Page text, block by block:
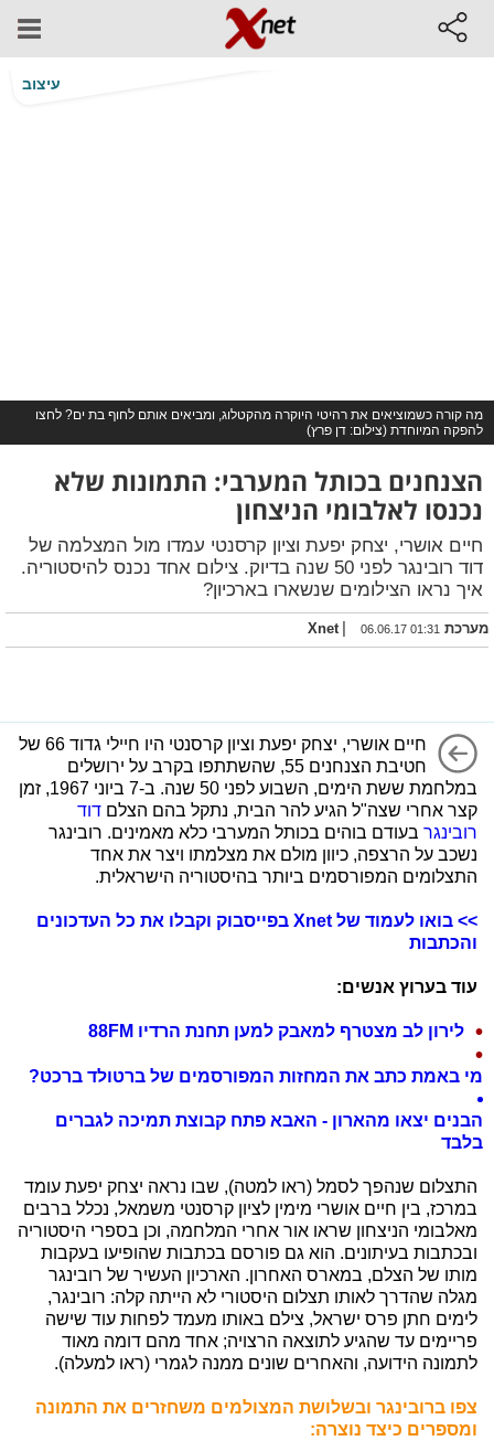
עיצוב
מה קורה כשמוציאים את רהיטי היוקרה מהקטלוג, ומביאים אותם לחוף בת ים? לחצו
להפקה המיוחדת (צילום: דן פרץ)
הצנחנים בכותל המערבי: התמונות שלא
נכנסו לאלבומי הניצחון
חיים אושרי, יצחק יפעת וציון קרסנטי עמדו מול המצלמה של
דוד רובינגר לפני 50 שנה בדיוק. צילום אחד נכנס להיסטוריה.
איך נראו הצילומים שנשארו בארכיון?
מערכת Xnet | 06.06.17 01:31
חיים אושרי, יצחק יפעת וציון קרסנטי היו חיילי גדוד 66 של
חטיבת הצנחנים 55, שהשתתפו בקרב על ירושלים
במלחמת ששת הימים, השבוע לפני 50 שנה. ב-7 ביוני 1967, זמן
קצר אחרי שצה"ל הגיע להר הבית, נתקל בהם הצלם דוד
רובינגרבעודם בוהים בכותל המערבי כלא מאמינים. רובינגר
נשכב על הרצפה, כיוון מולם את מצלמתו ויצר את אחד
התצלומים המפורסמים ביותר בהיסטוריה הישראלית.
>> בואו לעמוד של Xnet בפייסבוק וקבלו את כל העדכונים
והכתבות
עוד בערוץ אנשים:
לירון לב מצטרף למאבק למען תחנת הרדיו 88FM
מי באמת כתב את המחזות המפורסמים של ברטולד ברכט?
הבנים יצאו מהארון - האבא פתח קבוצת תמיכה לגברים
בלבד
התצלום שנהפך לסמל (ראו למטה), שבו נראה יצחק יפעת עומד
במרכז, בין חיים אושרי מימין לציון קרסנטי משמאל, נכלל ברבים
מאלבומי הניצחון שראו אור אחרי המלחמה, וכן בספרי היסטוריה
ובכתבות בעיתונים. הוא גם פורסם בכתבות שהופיעו בעקבות
מותו של הצלם, במארס האחרון. הארכיון העשיר של רובינגר
מגלה שהדרך לאותו תצלום היסטורי לא הייתה קלה: רובינגר,
לימים חתן פרס ישראל, צילם באותו מעמד לפחות עוד שישה
פריימים עד שהגיע לתוצאה הרצויה; אחד מהם דומה מאוד
לתמונה הידועה, והאחרים שונים ממנה לגמרי (ראו למעלה).
צפו ברובינגר ובשלושת המצולמים משחזרים את התמונה
ומספרים כיצד נוצרה: